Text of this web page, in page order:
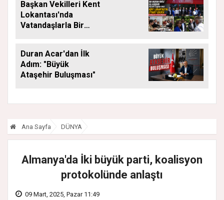
Başkan Vekilleri Kent
Lokantası'nda
Vatandaşlarla Bir
Duran Acar'dan İlk
Adım: "Büyük
Ataşehir Buluşması"
Ana Sayfa DÜNYA
Almanya'da İki büyük parti, koalisyon
protokolünde anlaştı
09 Mart, 2025, Pazar 11:49